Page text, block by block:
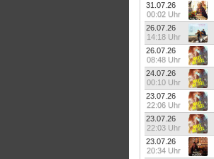
31.07.26
00:02 Uhr
26.07.26
14:18 Uhr
26.07.26
08:48 Uhr
24.07.26
00:10 Uhr
23.07.26
22:06 Uhr
23.07.26
22:03 Uhr
23.07.26
20:34 Uhr